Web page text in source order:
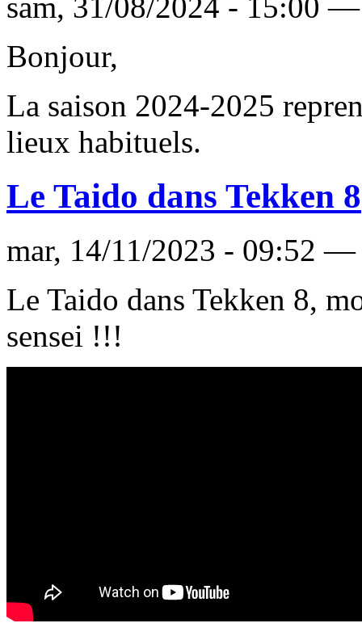
Bonjour,
La saison 2024-2025
lieux habituels.
Le Taido dans Tekken 8
mar, 14/11/2023 - 09:52 —
Le Taido dans Tekken 8,
sensei !!!